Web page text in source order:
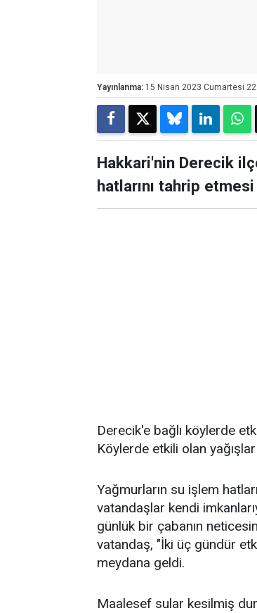
Yayınlanma: 15 Nisan 2023 Cumartesi
Hakkari'nin Derecik
hatlarını tahrip
Derecik'e bağlı köylerde
Köylerde etkili olan
Yağmurların su işlem
vatandaşlar kendi
günlük bir çabanın
vatandaş, "İki üç gündür
meydana geldi.
Maalesef sular kesilmiş